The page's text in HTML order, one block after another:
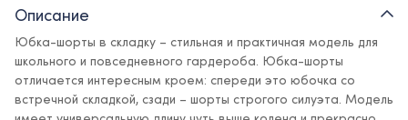
Описание
Юбка-шорты в складку – стильная и практичная модель для
школьного и повседневного гардероба. Юбка-шорты
отличается интересным кроем: спереди это юбочка со
встречной складкой, сзади – шорты строгого силуэта. Модель